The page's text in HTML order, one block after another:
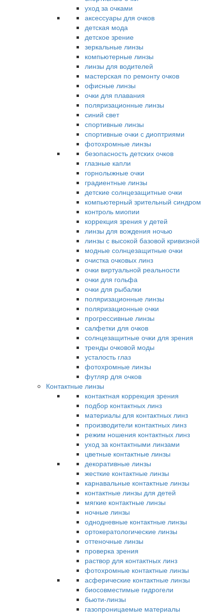
уход за очками
аксессуары для очков
детская мода
детское зрение
зеркальные линзы
компьютерные линзы
линзы для водителей
мастерская по ремонту очков
офисные линзы
очки для плавания
поляризационные линзы
синий свет
спортивные линзы
спортивные очки с диоптриями
фотохромные линзы
безопасность детских очков
глазные капли
горнолыжные очки
градиентные линзы
детские солнцезащитные очки
компьютерный зрительный синдром
контроль миопии
коррекция зрения у детей
линзы для вождения ночью
линзы с высокой базовой кривизной
модные солнцезащитные очки
очистка очковых линз
очки виртуальной реальности
очки для гольфа
очки для рыбалки
поляризационные линзы
поляризационные очки
прогрессивные линзы
салфетки для очков
солнцезащитные очки для зрения
тренды очковой моды
усталость глаз
фотохромные линзы
футляр для очков
Контактные линзы
контактная коррекция зрения
подбор контактных линз
материалы для контактных линз
производители контактных линз
режим ношения контактных линз
уход за контактными линзами
цветные контактные линзы
декоративные линзы
жесткие контактные линзы
карнавальные контактные линзы
контактные линзы для детей
мягкие контактные линзы
ночные линзы
однодневные контактные линзы
ортокератологические линзы
оттеночные линзы
проверка зрения
раствор для контактных линз
фотохромные контактные линзы
асферические контактные линзы
биосовместимые гидрогели
бьюти-линзы
газопроницаемые материалы